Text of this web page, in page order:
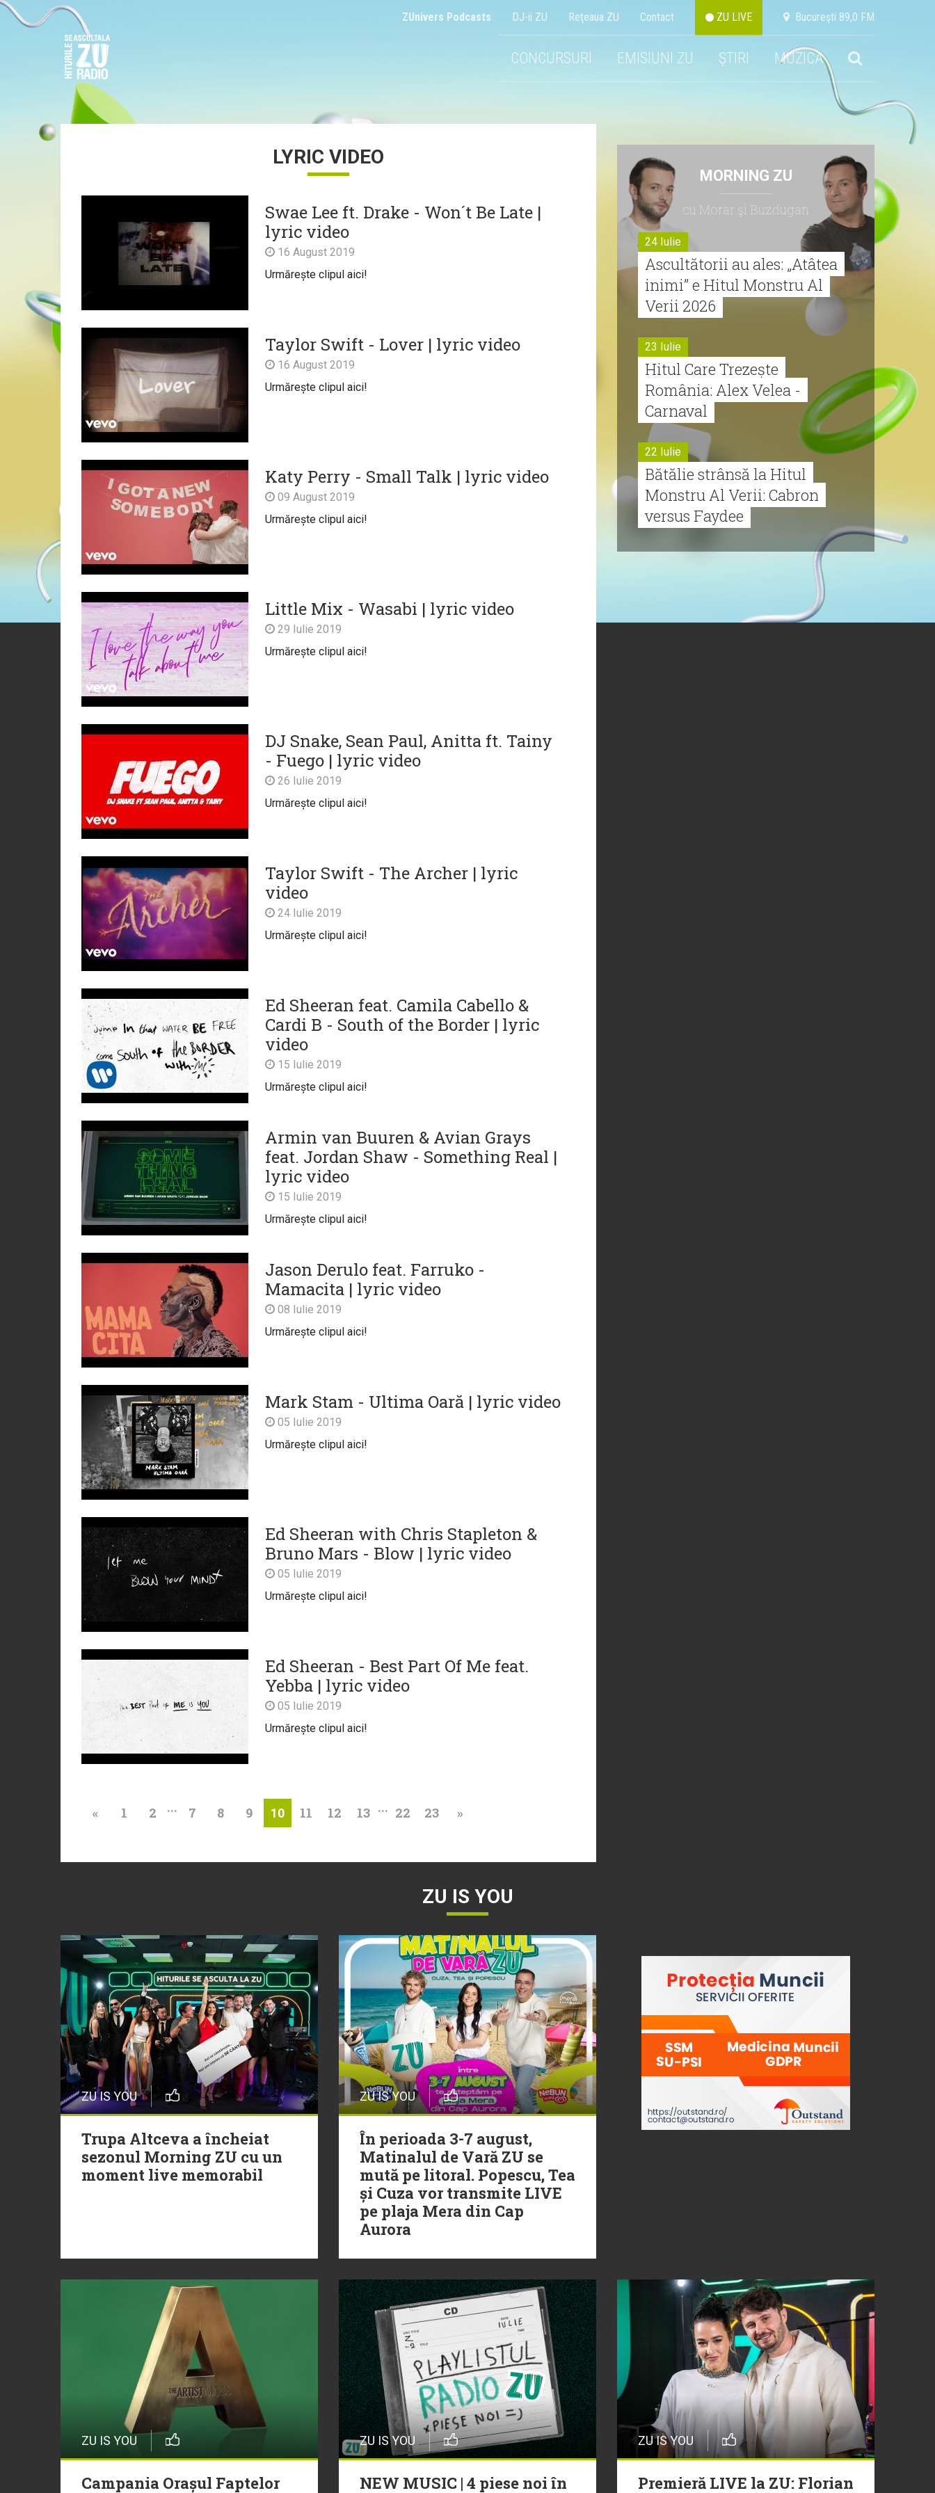
ZUnivers Podcasts DJ-ii ZU Reţeaua ZU Contact ZU LIVE Bucureşti 89,0 FM
CONCURSURI EMISIUNI ZU ȘTIRI MUZICA
LYRIC VIDEO
Swae Lee ft. Drake - Won´t Be Late |
lyric video
16 August 2019
Urmărește clipul aici!
Taylor Swift - Lover | lyric video
16 August 2019
Urmărește clipul aici!
Katy Perry - Small Talk | lyric video
09 August 2019
Urmărește clipul aici!
Little Mix - Wasabi | lyric video
29 Iulie 2019
Urmărește clipul aici!
DJ Snake, Sean Paul, Anitta ft. Tainy
- Fuego | lyric video
26 Iulie 2019
Urmărește clipul aici!
Taylor Swift - The Archer | lyric
video
24 Iulie 2019
Urmărește clipul aici!
Ed Sheeran feat. Camila Cabello &
Cardi B - South of the Border | lyric
video
15 Iulie 2019
Urmărește clipul aici!
Armin van Buuren & Avian Grays
feat. Jordan Shaw - Something Real |
lyric video
15 Iulie 2019
Urmărește clipul aici!
Jason Derulo feat. Farruko -
Mamacita | lyric video
08 Iulie 2019
Urmărește clipul aici!
Mark Stam - Ultima Oară | lyric video
05 Iulie 2019
Urmărește clipul aici!
Ed Sheeran with Chris Stapleton &
Bruno Mars - Blow | lyric video
05 Iulie 2019
Urmărește clipul aici!
Ed Sheeran - Best Part Of Me feat.
Yebba | lyric video
05 Iulie 2019
Urmărește clipul aici!
« 1 2 ... 7 8 9 10 11 12 13 ... 22 23 »
MORNING ZU
cu Morar şi Buzdugan
24 Iulie
Ascultătorii au ales: „Atâtea
inimi” e Hitul Monstru Al
Verii 2026
23 Iulie
Hitul Care Trezește
România: Alex Velea -
Carnaval
22 Iulie
Bătălie strânsă la Hitul
Monstru Al Verii: Cabron
versus Faydee
Monstru al Verii
ZU IS YOU
ZU IS YOU
Trupa Altceva a încheiat
sezonul Morning ZU cu un
moment live memorabil
ZU IS YOU
În perioada 3-7 august,
Matinalul de Vară ZU se
mută pe litoral. Popescu, Tea
și Cuza vor transmite LIVE
pe plaja Mera din Cap
Aurora
ZU IS YOU
Campania Orașul Faptelor
ZU IS YOU
NEW MUSIC | 4 piese noi în
ZU IS YOU
Premieră LIVE la ZU: Florian